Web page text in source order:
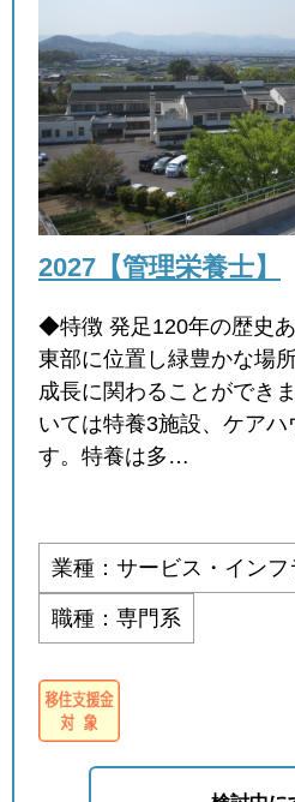
2027【管理栄養士】
◆特徴 発足120年の歴史
東部に位置し緑豊かな場
成長に関わることができ
いては特養3施設、ケアハ
す。特養は多…
業種：サービス・インフ
職種：専門系